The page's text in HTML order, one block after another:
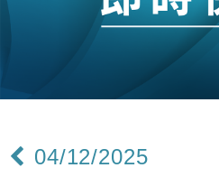
11:40
財經｜黑石傳再籌逾
財經｜美商務部擬擴大
17:40
財經｜本港6月零售額
04/12/2025